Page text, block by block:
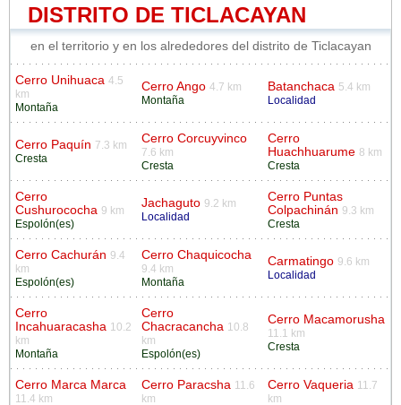
DISTRITO DE TICLACAYAN
en el territorio y en los alrededores del distrito de Ticlacayan
Cerro Unihuaca 4.5
km
Montaña
Cerro Ango 4.7 km
Montaña
Batanchaca 5.4 km
Localidad
Cerro Paquín 7.3 km
Cresta
Cerro Corcuyvinco
7.6 km
Cresta
Cerro
Huachhuarume 8 km
Cresta
Cerro
Cushurococha 9 km
Espolón(es)
Jachaguto 9.2 km
Localidad
Cerro Puntas
Colpachinán 9.3 km
Cresta
Cerro Cachurán 9.4
km
Espolón(es)
Cerro Chaquicocha
9.4 km
Montaña
Carmatingo 9.6 km
Localidad
Cerro
Incahuaracasha 10.2
km
Montaña
Cerro
Chacracancha 10.8
km
Espolón(es)
Cerro Macamorusha
11.1 km
Cresta
Cerro Marca Marca
11.4 km
Cerro Paracsha 11.6
km
Cerro Vaqueria 11.7
km